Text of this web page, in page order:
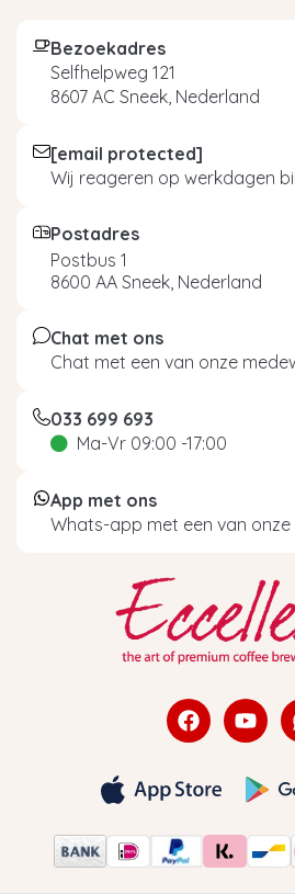
Bezoekadres
Selfhelpweg 121
8607 AC Sneek, Nederland
[email protected]
Wij reageren op werkdagen
Postadres
Postbus 1
8600 AA Sneek, Nederland
Chat met ons
Chat met een van onze
033 699 693
Ma-Vr 09:00 -17:00
App met ons
Whats-app met een van onze